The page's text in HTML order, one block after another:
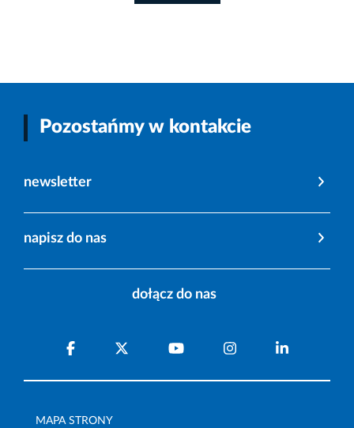
Pozostańmy w kontakcie
newsletter
napisz do nas
dołącz do nas
MAPA STRONY